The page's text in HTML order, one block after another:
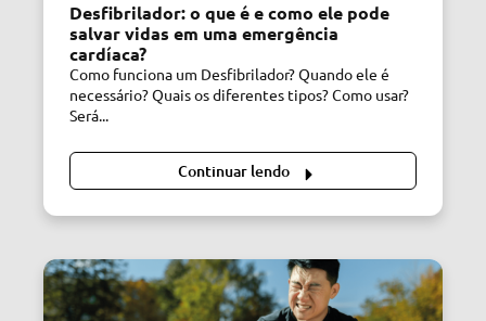
Desfibrilador: o que é e como ele pode
salvar vidas em uma emergência
cardíaca?
Como funciona um Desfibrilador? Quando ele é
necessário? Quais os diferentes tipos? Como usar?
Será...
Continuar lendo